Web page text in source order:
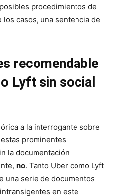
procedimientos de
casos, una sentencia de
recomendable
Lyft sin social
a la interrogante sobre
prominentes
la documentación
no. Tanto Uber como Lyft
una serie de documentos
en este